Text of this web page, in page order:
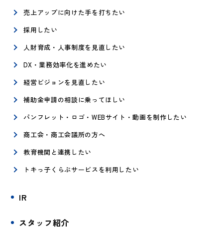
売上アップに向けた手を打ちたい
採用したい
人財育成・人事制度を見直したい
DX・業務効率化を進めたい
経営ビジョンを見直したい
補助金申請の相談に乗ってほしい
パンフレット・ロゴ・WEBサイト・動画を制作したい
商工会・商工会議所の方へ
教育機関と連携したい
トキっ子くらぶサービスを利用したい
IR
スタッフ紹介